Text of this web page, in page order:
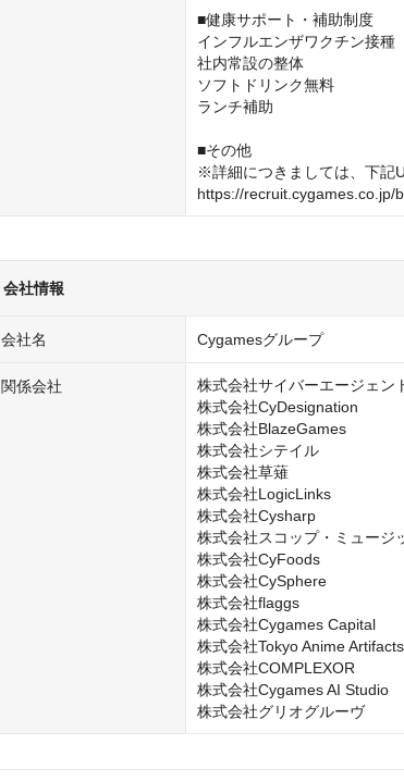
■健康サポート・補助制度
インフルエンザワクチン接種
社内常設の整体
ソフトドリンク無料
ランチ補助
■その他
※詳細につきましては、下記
https://recruit.cygames.co.jp/
会社情報
会社名 Cygamesグループ
関係会社
株式会社サイバーエージェン
株式会社CyDesignation
株式会社BlazeGames
株式会社シテイル
株式会社草薙
株式会社LogicLinks
株式会社Cysharp
株式会社スコップ・ミュージ
株式会社CyFoods
株式会社CySphere
株式会社flaggs
株式会社Cygames Capital
株式会社Tokyo Anime Artifacts
株式会社COMPLEXOR
株式会社Cygames AI Studio
株式会社グリオグルーヴ